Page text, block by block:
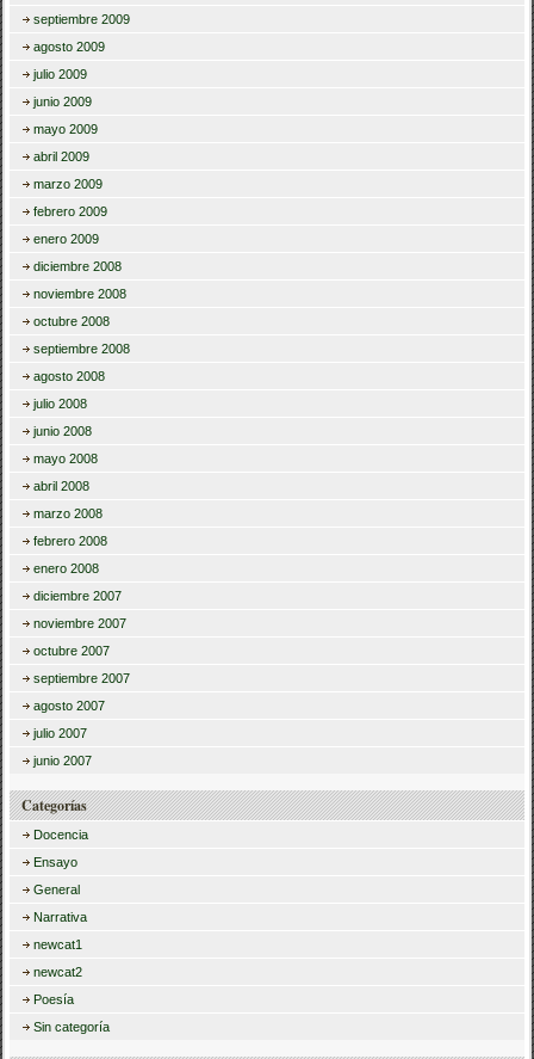
septiembre 2009
agosto 2009
julio 2009
junio 2009
mayo 2009
abril 2009
marzo 2009
febrero 2009
enero 2009
diciembre 2008
noviembre 2008
octubre 2008
septiembre 2008
agosto 2008
julio 2008
junio 2008
mayo 2008
abril 2008
marzo 2008
febrero 2008
enero 2008
diciembre 2007
noviembre 2007
octubre 2007
septiembre 2007
agosto 2007
julio 2007
junio 2007
Categorías
Docencia
Ensayo
General
Narrativa
newcat1
newcat2
Poesía
Sin categoría